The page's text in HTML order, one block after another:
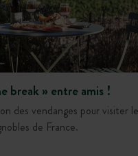
Terroir
un havre de paix typiquement
Normandie, vous…
DÉCOUVRIR
Patrimoine
Périgord ! Campez au
DÉCOUVRIR
électrique Vignoble
sur les hauteurs de Saumur
DÉCOUVRIR
Rivière
adeptes de baignades, de
DÉCOUVRIR
break » entre amis !
des vendanges pour visiter
de France.